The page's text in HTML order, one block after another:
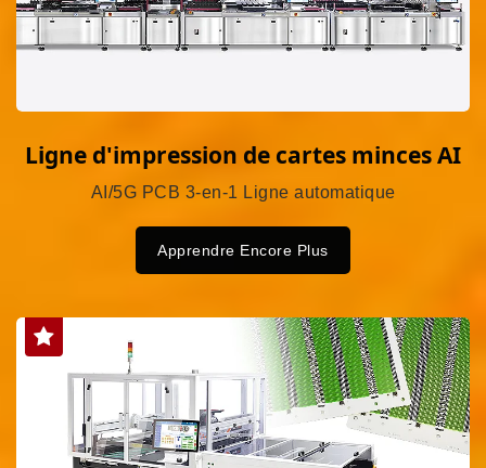
Ligne d'impression de cartes minces AI
AI/5G PCB 3-en-1 Ligne automatique
Apprendre Encore Plus